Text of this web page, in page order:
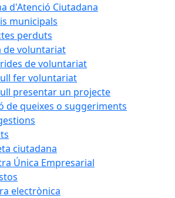
d'Atenció Ciutadana
municipals
perduts
de voluntariat
de voluntariat
fer voluntariat
presentar un projecte
de queixes o suggeriments
ciutadana
Única Empresarial
electrònica